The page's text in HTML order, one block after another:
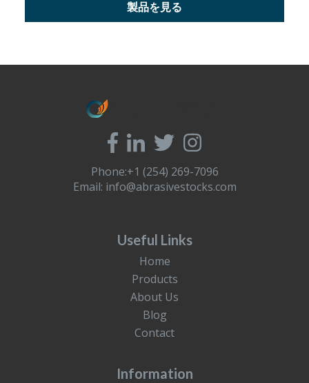
製品を見る
Phone:+1 (254) 269-7096
Email: info@abrasivestocks.com
Useful Links
Home
Products
About Us
Blog
Contact
Information